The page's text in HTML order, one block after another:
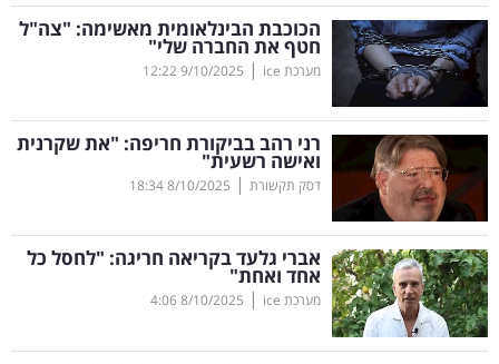
טלוויזיה
עסקי
ספורט
קריירה
ולימודים
מינויים
רייטינג
רכב
הכוכבת הבינלאומית מאשימה: "צה"ל
חטף את החברה שלי"
מערכת ice |
9/10/2025
12:22
רני רהב בביקורת חריפה: "את שקרנית
ואישה רשעית"
דסק תקשורת |
8/10/2025
18:34
אברי גלעד בקריאה חריגה: "לחסל כל
אחד ואחת"
מערכת ice |
8/10/2025
4:06